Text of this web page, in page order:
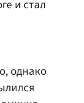
и стал
однако